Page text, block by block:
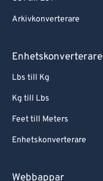
Arkivkonverterare
Enhetskonverterare
Lbs till Kg
Kg till Lbs
Feet till Meters
Enhetskonverterare
Webbappar